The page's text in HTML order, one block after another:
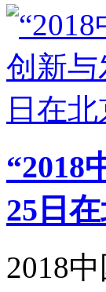
“2018
25日
2018